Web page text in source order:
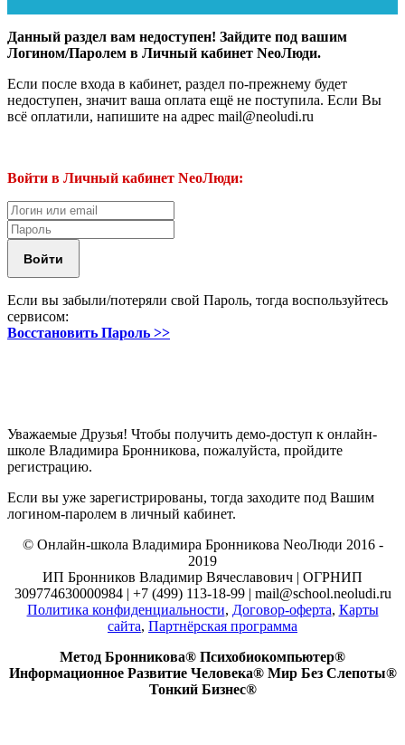
Данный раздел вам недоступен! Зайдите под вашим
Логином/Паролем в Личный кабинет NeoЛюди.
Если после входа в кабинет, раздел по-прежнему будет
недоступен, значит ваша оплата ещё не поступила. Если Вы
всё оплатили, напишите на адрес mail@neoludi.ru
Войти в Личный кабинет NeoЛюди:
Если вы забыли/потеряли свой Пароль, тогда воспользуйтесь
сервисом:
Восстановить Пароль >>
Уважаемые Друзья! Чтобы получить демо-доступ к онлайн-
школе Владимира Бронникова, пожалуйста, пройдите
регистрацию.
Если вы уже зарегистрированы, тогда заходите под Вашим
логином-паролем в личный кабинет.
© Онлайн-школа Владимира Бронникова NeoЛюди 2016 -
2019
ИП Бронников Владимир Вячеславович | ОГРНИП
309774630000984 | +7 (499) 113-18-99 | mail@school.neoludi.ru
Политика конфиденциальности, Договор-оферта, Карты
сайта, Партнёрская программа
Метод Бронникова® Психобиокомпьютер®
Информационное Развитие Человека® Мир Без Слепоты®
Тонкий Бизнес®